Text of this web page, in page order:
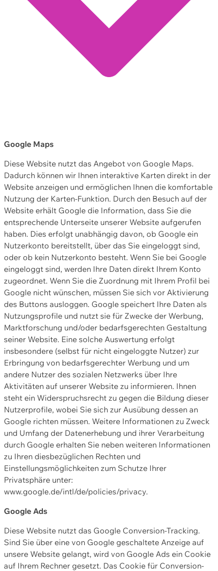
Google Maps
Diese Website nutzt das Angebot von Google Maps.
Dadurch können wir Ihnen interaktive Karten direkt in der
Website anzeigen und ermöglichen Ihnen die komfortable
Nutzung der Karten-Funktion. Durch den Besuch auf der
Website erhält Google die Information, dass Sie die
entsprechende Unterseite unserer Website aufgerufen
haben. Dies erfolgt unabhängig davon, ob Google ein
Nutzerkonto bereitstellt, über das Sie eingeloggt sind,
oder ob kein Nutzerkonto besteht. Wenn Sie bei Google
eingeloggt sind, werden Ihre Daten direkt Ihrem Konto
zugeordnet. Wenn Sie die Zuordnung mit Ihrem Profil bei
Google nicht wünschen, müssen Sie sich vor Aktivierung
des Buttons ausloggen. Google speichert Ihre Daten als
Nutzungsprofile und nutzt sie für Zwecke der Werbung,
Marktforschung und/oder bedarfsgerechten Gestaltung
seiner Website. Eine solche Auswertung erfolgt
insbesondere (selbst für nicht eingeloggte Nutzer) zur
Erbringung von bedarfsgerechter Werbung und um
andere Nutzer des sozialen Netzwerks über Ihre
Aktivitäten auf unserer Website zu informieren. Ihnen
steht ein Widerspruchsrecht zu gegen die Bildung dieser
Nutzerprofile, wobei Sie sich zur Ausübung dessen an
Google richten müssen. Weitere Informationen zu Zweck
und Umfang der Datenerhebung und ihrer Verarbeitung
durch Google erhalten Sie neben weiteren Informationen
zu Ihren diesbezüglichen Rechten und
Einstellungsmöglichkeiten zum Schutze Ihrer
Privatsphäre unter:
www.google.de/intl/de/policies/privacy.
Google Ads
Diese Website nutzt das Google Conversion-Tracking.
Sind Sie über eine von Google geschaltete Anzeige auf
unsere Website gelangt, wird von Google Ads ein Cookie
auf Ihrem Rechner gesetzt. Das Cookie für Conversion-